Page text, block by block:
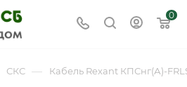
0
СКС — Кабель Rexant КПСнг(А)-